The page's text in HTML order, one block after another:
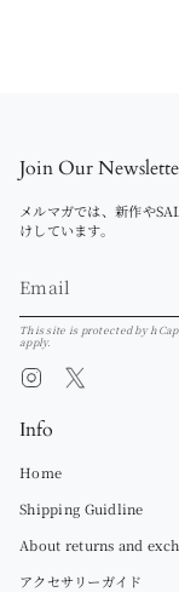
Join Our
メルマガでは、新作や
けしています。
This site is protected by
apply.
Instagram
Info
Home
Shipping Guidline
About returns and
アクセサリーガイド